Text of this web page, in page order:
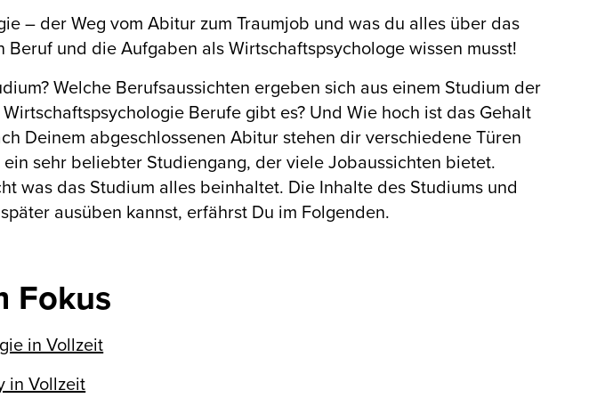
– der Weg vom Abitur zum Traumjob und was du alles über das
und die Aufgaben als Wirtschaftspsychologe wissen musst!
Welche Berufsaussichten ergeben sich aus einem Studium der
Berufe gibt es? Und Wie hoch ist das Gehalt
Deinem abgeschlossenen Abitur stehen dir verschiedene Türen
sehr beliebter Studiengang, der viele Jobaussichten bietet.
was das Studium alles beinhaltet. Die Inhalte des Studiums und
ausüben kannst, erfährst Du im Folgenden.
Fokus
in Vollzeit
in Vollzeit